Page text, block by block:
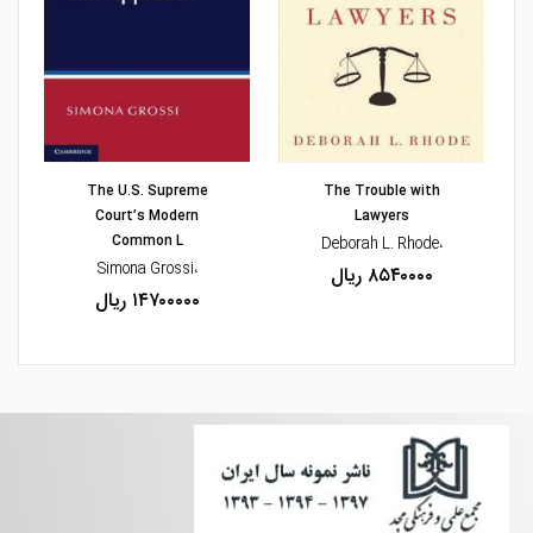
مشاهده و خرید
The Trouble with
Lawyers
،Deborah L. Rhode
۸۵۴۰۰۰۰ ریال
The U.S. Supreme
Court’s Modern
Common L
،Simona Grossi
۱۴۷۰۰۰۰۰ ریال